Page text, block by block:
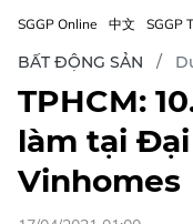
SGGP Online 中文 SGGP
BẤT ĐỘNG SẢN
TPHCM:
làm tại
Vinhomes